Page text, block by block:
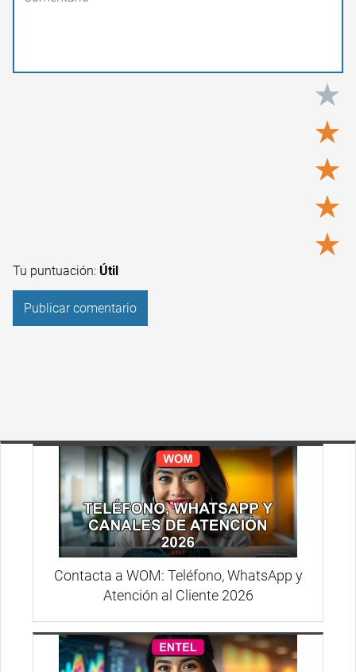
★
★
★
★
★
Tu puntuación: Útil
Contacta a WOM: Teléfono, WhatsApp y
Atención al Cliente 2026